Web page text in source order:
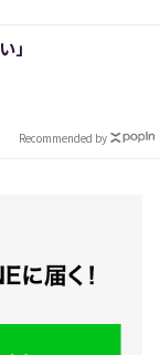
」
Recommended by